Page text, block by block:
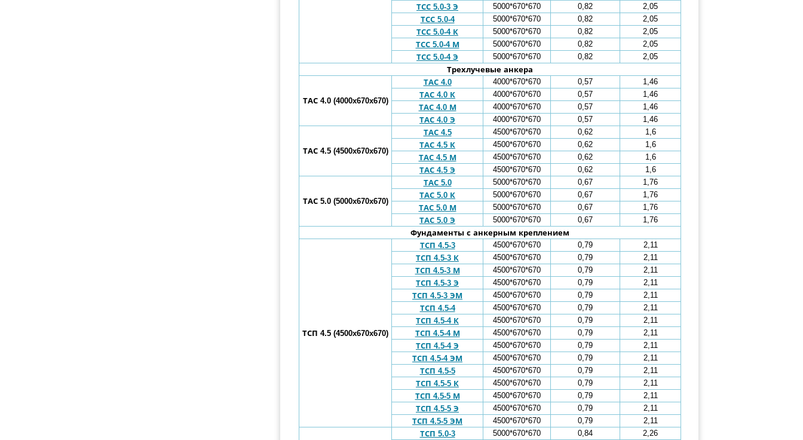
ТСС 5.0-3 Э
5000*670*670 0,82
2,05
ТСС 5.0-4
5000*670*670 0,82
2,05
ТСС 5.0-4 К
5000*670*670 0,82
2,05
ТСС 5.0-4 М
5000*670*670 0,82
2,05
ТСС 5.0-4 Э
5000*670*670 0,82
2,05
Трехлучевые анкера
ТАС 4.0 (4000x670x670)
ТАС 4.0 4000*670*670 0,57
1,46
ТАС 4.0 К
4000*670*670 0,57
1,46
ТАС 4.0 М
4000*670*670 0,57
1,46
ТАС 4.0 Э
4000*670*670 0,57 1,46
ТАС 4.5 (4500x670x670)
ТАС 4.5 4500*670*670 0,62
1,6
ТАС 4.5 К
4500*670*670 0,62
1,6
ТАС 4.5 М
4500*670*670 0,62
1,6
ТАС 4.5 Э
4500*670*670 0,62 1,6
ТАС 5.0 (5000x670x670)
ТАС 5.0 5000*670*670 0,67
1,76
ТАС 5.0 К
5000*670*670 0,67
1,76
ТАС 5.0 М
5000*670*670 0,67
1,76
ТАС 5.0 Э
5000*670*670 0,67
1,76
Фундаменты с анкерным креплением
ТСП 4.5 (4500x670x670)
ТСП 4.5-3 4500*670*670 0,79
2,11
ТСП 4.5-3 К
4500*670*670 0,79
2,11
ТСП 4.5-3 М
4500*670*670 0,79
2,11
ТСП 4.5-3 Э
4500*670*670 0,79
2,11
ТСП 4.5-3 ЭМ
4500*670*670 0,79
2,11
ТСП 4.5-4
4500*670*670 0,79
2,11
ТСП 4.5-4 К
4500*670*670 0,79
2,11
ТСП 4.5-4 М
4500*670*670 0,79
2,11
ТСП 4.5-4 Э
4500*670*670 0,79
2,11
ТСП 4.5-4 ЭМ
4500*670*670 0,79
2,11
ТСП 4.5-5
4500*670*670 0,79
2,11
ТСП 4.5-5 К
4500*670*670 0,79
2,11
ТСП 4.5-5 М
4500*670*670 0,79
2,11
ТСП 4.5-5 Э
4500*670*670 0,79
2,11
ТСП 4.5-5 ЭМ
4500*670*670 0,79
2,11
ТСП 5.0-3
5000*670*670 0,84 2,26